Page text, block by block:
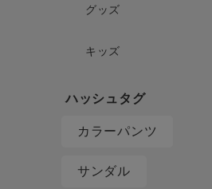
グッズ
キッズ
カラーパンツ
サンダル